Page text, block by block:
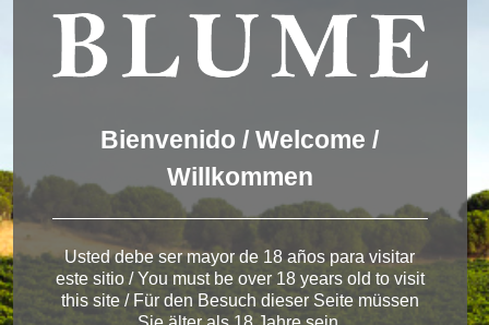
ENGLISH
ESPAÑOL
DEUTSCH
Winery Toro
< Pagos del Rey
Bienvenido / Welcome /
Willkommen
Usted debe ser mayor de 18 años para visitar
este sitio / You must be over 18 years old to visit
this site / Für den Besuch dieser Seite müssen